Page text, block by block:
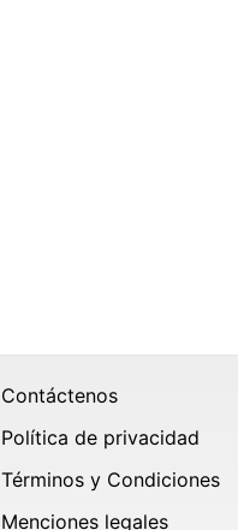
Contáctenos
Política de privacidad
Términos y Condiciones
Menciones legales